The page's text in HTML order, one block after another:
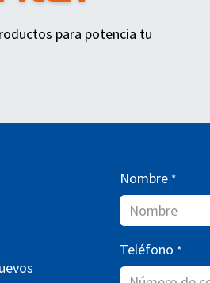
para potencia tu
Nombre *
Teléfono *